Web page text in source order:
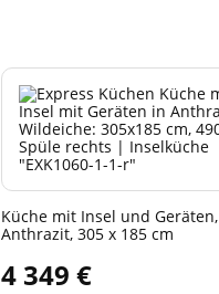
Küche mit Insel und Geräten,
Anthrazit, 305 x 185 cm
4 349 €